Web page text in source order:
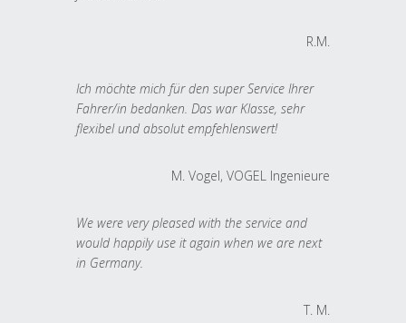
R.M.
Ich möchte mich für den super Service Ihrer
Fahrer/in bedanken. Das war Klasse, sehr
flexibel und absolut empfehlenswert!
M. Vogel, VOGEL Ingenieure
We were very pleased with the service and
would happily use it again when we are next
in Germany.
T. M.